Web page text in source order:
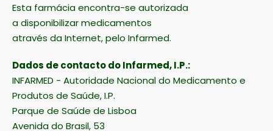
Esta farmácia encontra-se autorizada
a disponibilizar medicamentos
através da Internet, pelo Infarmed.
Dados de contacto do Infarmed, I.P.:
INFARMED - Autoridade Nacional do Medicamento e
Produtos de Saúde, I.P.
Parque de Saúde de Lisboa
Avenida do Brasil, 53